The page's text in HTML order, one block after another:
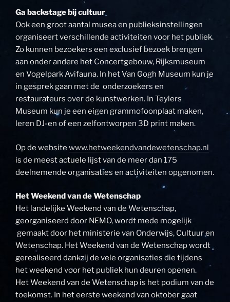
Ga backstage bij cultuur
Ook een groot aantal musea en publieksinstellingen
organiseert verschillende activiteiten voor het publiek.
Zo kunnen bezoekers een exclusief bezoek brengen
aan onder andere het Concertgebouw, Rijksmuseum
en Vogelpark Avifauna. In het Van Gogh Museum kun je
in gesprek gaan met de onderzoekers en
restaurateurs over de kunstwerken. In Teylers
Museum kun je een eigen grammofoonplaat maken,
leren DJ-en of een zelfontworpen 3D print maken.
Op de website www.hetweekendvandewetenschap.nl
is de meest actuele lijst van de meer dan 175
deelnemende organisaties en activiteiten opgenomen.
Het Weekend van de Wetenschap
Het landelijke Weekend van de Wetenschap,
georganiseerd door NEMO, wordt mede mogelijk
gemaakt door het ministerie van Onderwijs, Cultuur en
Wetenschap. Het Weekend van de Wetenschap wordt
gerealiseerd dankzij de vele organisaties die tijdens
het weekend voor het publiek hun deuren openen.
Het Weekend van de Wetenschap is het podium van de
toekomst. In het eerste weekend van oktober gaat